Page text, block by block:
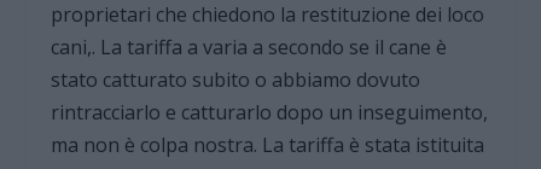
proprietari che chiedono la restituzione dei loco
cani,. La tariffa a varia a secondo se il cane è
stato catturato subito o abbiamo dovuto
rintracciarlo e catturarlo dopo un inseguimento,
ma non è colpa nostra. La tariffa è stata istituita